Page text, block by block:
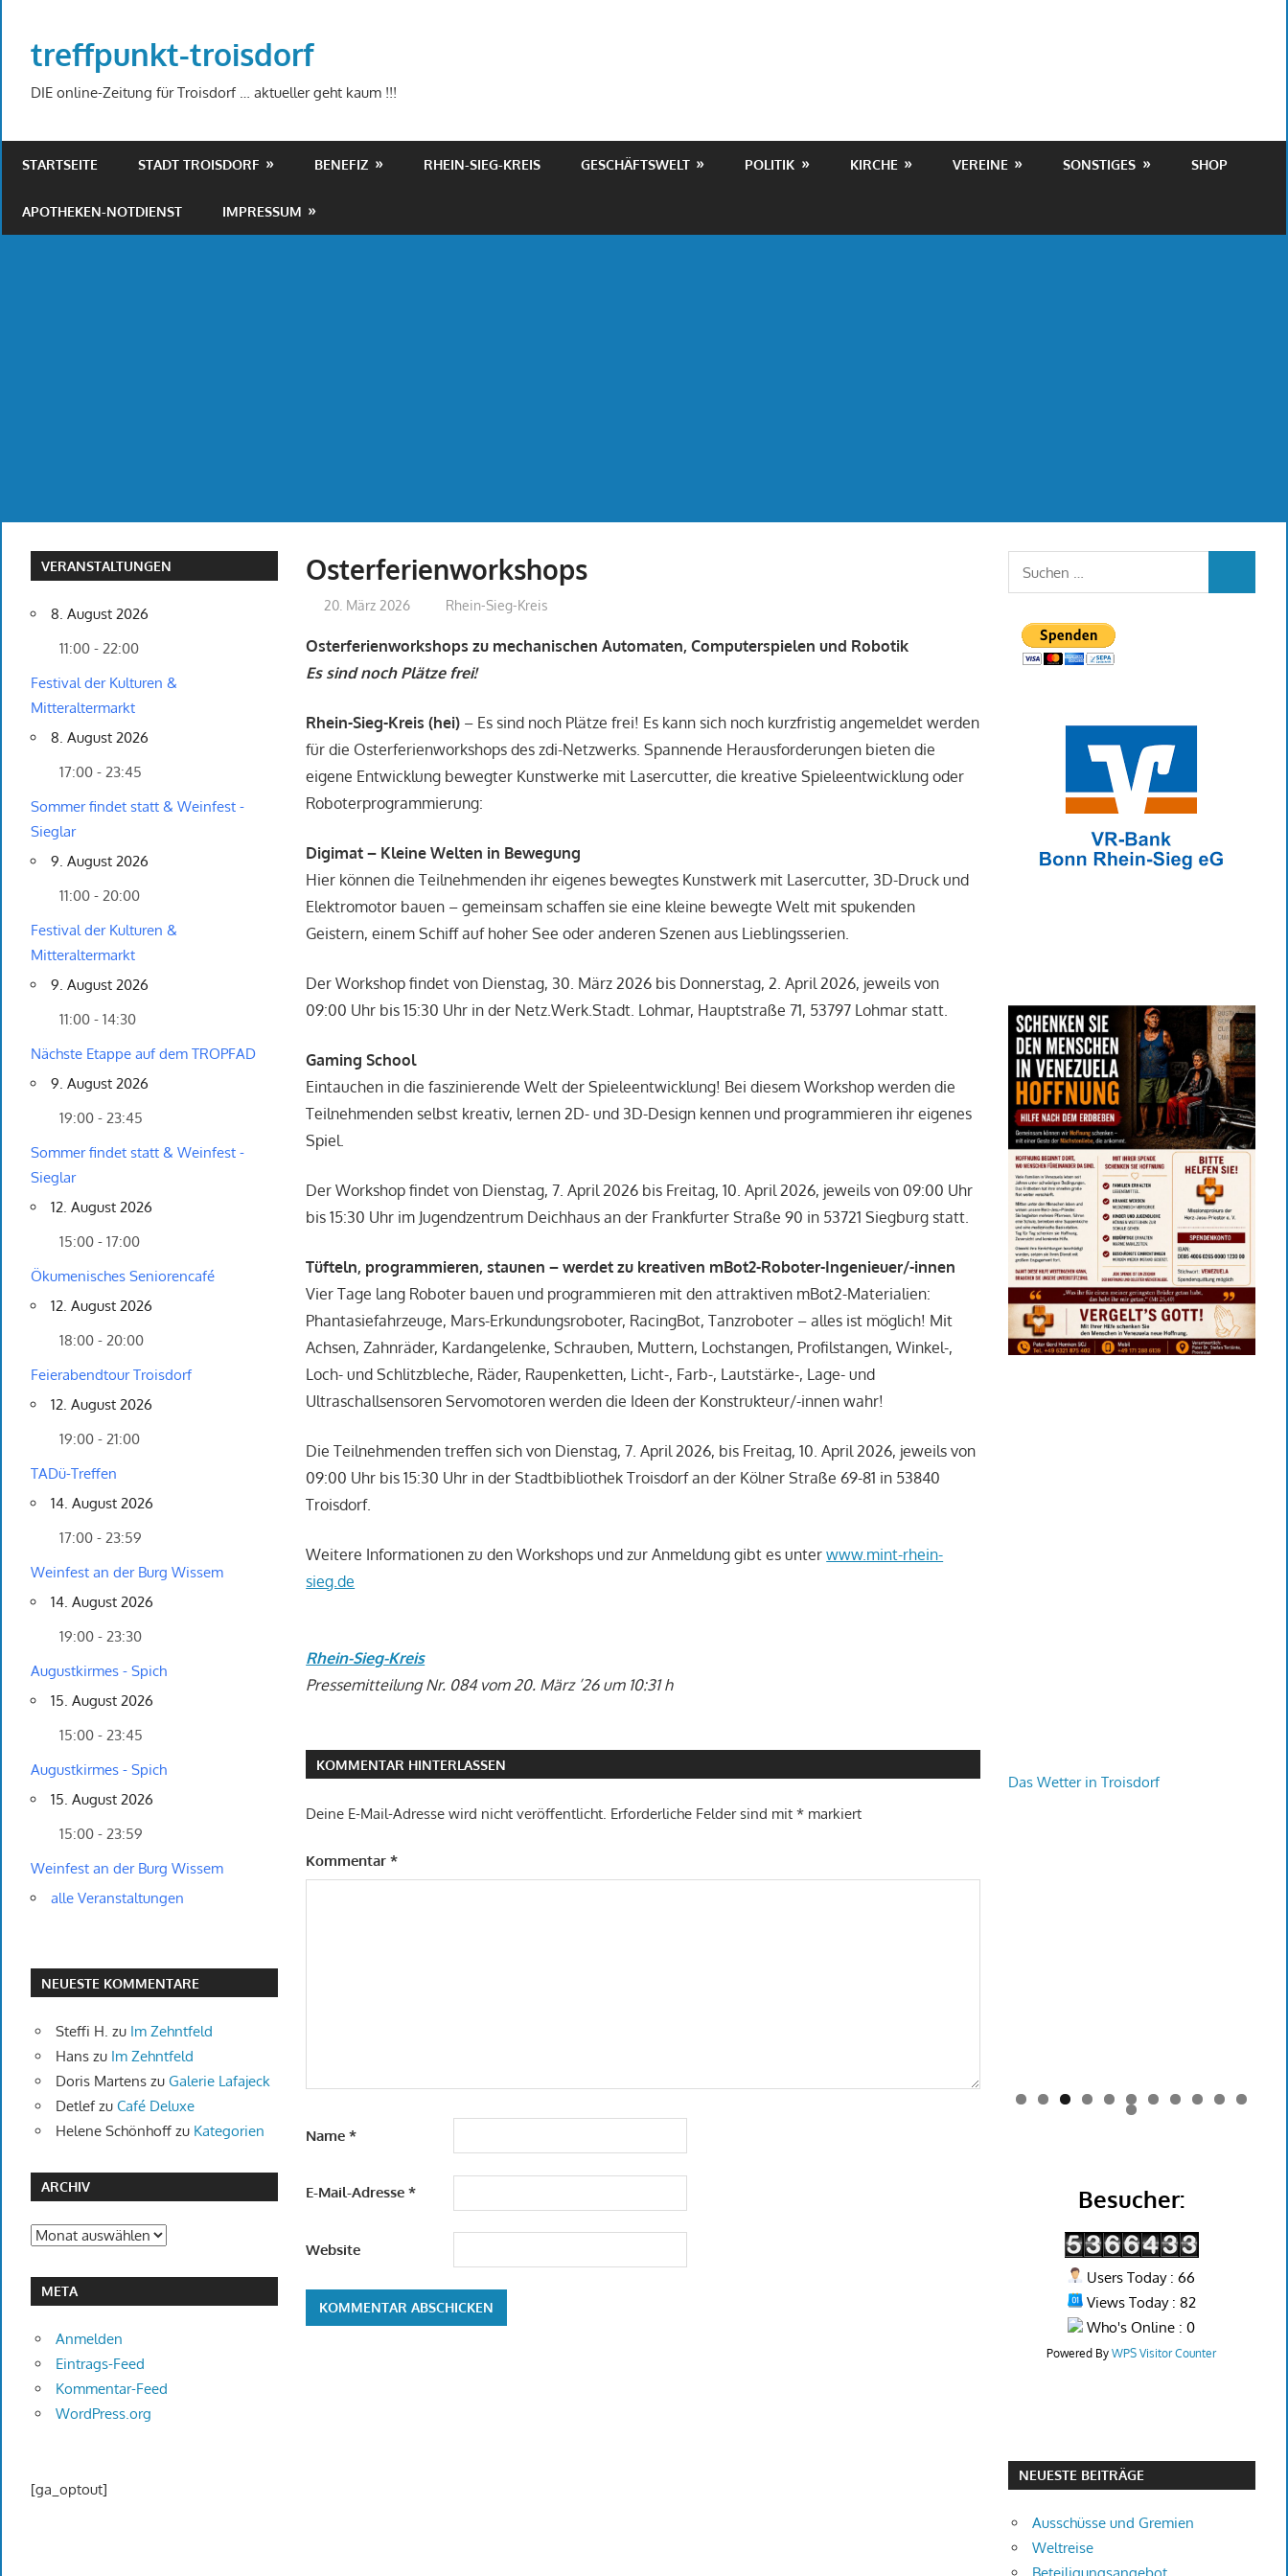
springen
treffpunkt-troisdorf
DIE online-Zeitung für Troisdorf … aktueller geht kaum !!!
STARTSEITE STADT TROISDORF BENEFIZ RHEIN-SIEG-KREIS GESCHÄFTSWELT POLITIK KIRCHE VEREINE SONSTIGES SHOP
APOTHEKEN-NOTDIENST IMPRESSUM
Osterferienworkshops
20. März 2026 treffpunkt
Rhein-Sieg-Kreis
Osterferienworkshops zu mechanischen Automaten, Computerspielen und Robotik
Es sind noch Plätze frei!
Rhein-Sieg-Kreis (hei) – Es sind noch Plätze frei! Es kann sich noch kurzfristig angemeldet werden
für die Osterferienworkshops des zdi-Netzwerks. Spannende Herausforderungen bieten die
eigene Entwicklung bewegter Kunstwerke mit Lasercutter, die kreative Spieleentwicklung oder
Roboterprogrammierung:
Digimat – Kleine Welten in Bewegung
Hier können die Teilnehmenden ihr eigenes bewegtes Kunstwerk mit Lasercutter, 3D-Druck und
Elektromotor bauen – gemeinsam schaffen sie eine kleine bewegte Welt mit spukenden
Geistern, einem Schiff auf hoher See oder anderen Szenen aus Lieblingsserien.
Der Workshop findet von Dienstag, 30. März 2026 bis Donnerstag, 2. April 2026, jeweils von
09:00 Uhr bis 15:30 Uhr in der Netz.Werk.Stadt. Lohmar, Hauptstraße 71, 53797 Lohmar statt.
Gaming School
Eintauchen in die faszinierende Welt der Spieleentwicklung! Bei diesem Workshop werden die
Teilnehmenden selbst kreativ, lernen 2D- und 3D-Design kennen und programmieren ihr eigenes
Spiel.
Der Workshop findet von Dienstag, 7. April 2026 bis Freitag, 10. April 2026, jeweils von 09:00 Uhr
bis 15:30 Uhr im Jugendzentrum Deichhaus an der Frankfurter Straße 90 in 53721 Siegburg statt.
Tüfteln, programmieren, staunen – werdet zu kreativen mBot2-Roboter-Ingenieuer/-innen
Vier Tage lang Roboter bauen und programmieren mit den attraktiven mBot2-Materialien:
Phantasiefahrzeuge, Mars-Erkundungsroboter, RacingBot, Tanzroboter – alles ist möglich! Mit
Achsen, Zahnräder, Kardangelenke, Schrauben, Muttern, Lochstangen, Profilstangen, Winkel-,
Loch- und Schlitzbleche, Räder, Raupenketten, Licht-, Farb-, Lautstärke-, Lage- und
Ultraschallsensoren Servomotoren werden die Ideen der Konstrukteur/-innen wahr!
Die Teilnehmenden treffen sich von Dienstag, 7. April 2026, bis Freitag, 10. April 2026, jeweils von
09:00 Uhr bis 15:30 Uhr in der Stadtbibliothek Troisdorf an der Kölner Straße 69-81 in 53840
Troisdorf.
Weitere Informationen zu den Workshops und zur Anmeldung gibt es unterwww.mint-rhein-
sieg.de
Rhein-Sieg-Kreis
Pressemitteilung Nr. 084 vom 20. März ’26 um 10:31 h
KOMMENTAR HINTERLASSEN
Deine E-Mail-Adresse wird nicht veröffentlicht. Erforderliche Felder sind mit* markiert
Kommentar*
Name*
E-Mail-Adresse*
Website
VERANSTALTUNGEN
8. August 2026
11:00 - 22:00
Festival der Kulturen &
Mitteraltermarkt
8. August 2026
17:00 - 23:45
Sommer findet statt & Weinfest -
Sieglar
9. August 2026
11:00 - 20:00
Festival der Kulturen &
Mitteraltermarkt
9. August 2026
11:00 - 14:30
Nächste Etappe auf dem TROPFAD
9. August 2026
19:00 - 23:45
Sommer findet statt & Weinfest -
Sieglar
12. August 2026
15:00 - 17:00
Ökumenisches Seniorencafé
12. August 2026
18:00 - 20:00
Feierabendtour Troisdorf
12. August 2026
19:00 - 21:00
TADü-Treffen
14. August 2026
17:00 - 23:59
Weinfest an der Burg Wissem
14. August 2026
19:00 - 23:30
Augustkirmes - Spich
15. August 2026
15:00 - 23:45
Augustkirmes - Spich
15. August 2026
15:00 - 23:59
Weinfest an der Burg Wissem
alle Veranstaltungen
NEUESTE KOMMENTARE
Steffi H. zu Im Zehntfeld
Hanszu Im Zehntfeld
Doris Martenszu Galerie Lafajeck
Detlefzu Café Deluxe
Helene Schönhoffzu Kategorien
ARCHIV
Archiv
META
Anmelden
Eintrags-Feed
Kommentar-Feed
WordPress.org
[ga_optout]
Das Wetter in Troisdorf
0 1
2
Besucher:
Users Today : 66
Views Today : 82
Who's Online : 0
Powered ByWPS Visitor Counter
NEUESTE BEITRÄGE
Ausschüsse und Gremien
Weltreise